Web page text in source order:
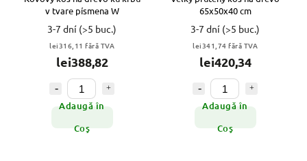
v tvare písmena W
3-7 dní (>5 buc.)
lei316,11 fără TVA
lei388,82
Adaugă în
Coş
65x50x40 cm
3-7 dní (>5 buc.)
lei341,74 fără TVA
lei420,34
Adaugă în
Coş